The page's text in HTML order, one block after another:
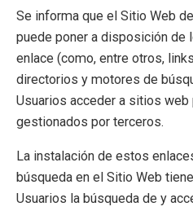
Se informa que el Sitio Web
puede poner a disposición de
enlace (como, entre otros,
directorios y motores de
Usuarios acceder a sitios
gestionados por terceros.
La instalación de estos
búsqueda en el Sitio Web
Usuarios la búsqueda de y